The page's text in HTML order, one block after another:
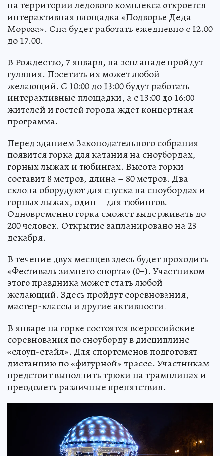
на территории ледового комплекса откроется
интерактивная площадка «Подворье Деда
Мороза». Она будет работать ежедневно с 12.00
до 17.00.
В Рождество, 7 января, на эспланаде пройдут
гуляния. Посетить их может любой
желающий. С 10:00 до 13:00 будут работать
интерактивные площадки, а с 13:00 до 16:00
жителей и гостей города ждет концертная
программа.
Перед зданием Законодательного собрания
появится горка для катания на сноубордах,
горных лыжах и тюбингах. Высота горки
составит 8 метров, длина – 80 метров. Два
склона оборудуют для спуска на сноубордах и
горных лыжах, один – для тюбингов.
Одновременно горка сможет выдерживать до
200 человек. Открытие запланировано на 28
декабря.
В течение двух месяцев здесь будет проходить
«Фестиваль зимнего спорта» (0+). Участником
этого праздника может стать любой
желающий. Здесь пройдут соревнования,
мастер-классы и другие активности.
В январе на горке состоятся всероссийские
соревнования по сноуборду в дисциплине
«слоуп-стайл». Для спортсменов подготовят
дистанцию по «фигурной» трассе. Участникам
предстоит выполнить трюки на трамплинах и
преодолеть различные препятствия.